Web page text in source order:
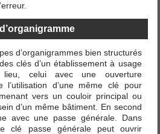
d’organigrammes bien structurés
clés d’un établissement à usage
lieu, celui avec une ouverture
l’utilisation d’une même clé pour
vers un couloir principal ou
d’un même bâtiment. En second
avec une passe générale. Dans
clé passe générale peut ouvrir